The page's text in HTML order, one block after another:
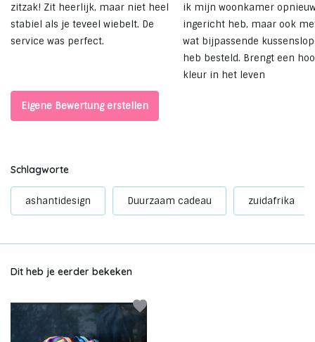
zitzak! Zit heerlijk, maar niet heel
stabiel als je teveel wiebelt. De
service was perfect.
ik mijn woonkamer
ingericht heb, maar ook
wat bijpassende
heb besteld. Brengt een
kleur in het leven
Eigene Bewertung erstellen
Schlagworte
ashantidesign Duurzaam cadeau zuidafrika
Dit heb je eerder bekeken